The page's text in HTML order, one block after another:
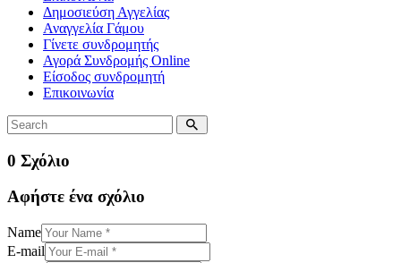
Δημοσιεύση Αγγελίας
Αναγγελία Γάμου
Γίνετε συνδρομητής
Αγορά Συνδρομής Online
Είσοδος συνδρομητή
Επικοινωνία
0 Σχόλιο
Αφήστε ένα σχόλιο
Name
E-mail